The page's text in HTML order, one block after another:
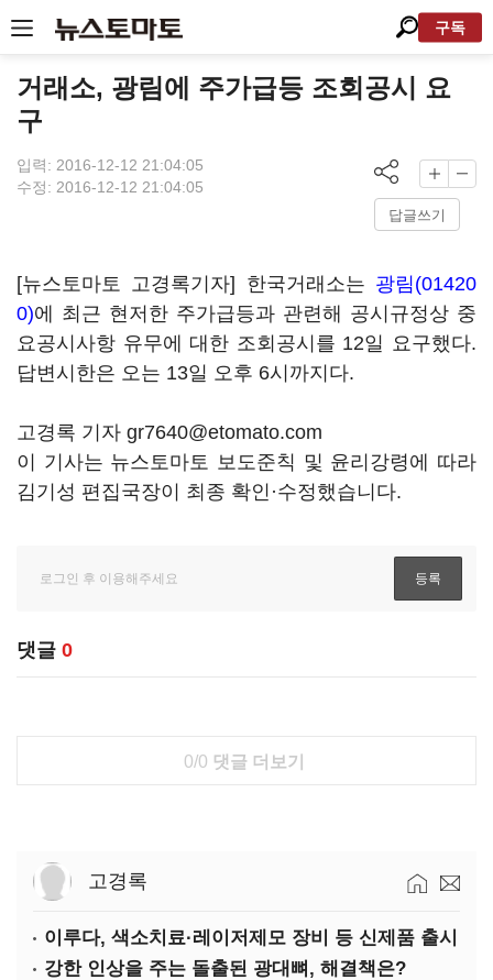
구독
거래소, 광림에 주가급등 조회공시 요
구
입력: 2016-12-12 21:04:05
수정: 2016-12-12 21:04:05
답글쓰기
[뉴스토마토 고경록기자] 한국거래소는 광림(01420
0)에 최근 현저한 주가급등과 관련해 공시규정상 중
요공시사항 유무에 대한 조회공시를 12일 요구했다.
답변시한은 오는 13일 오후 6시까지다.
고경록 기자 gr7640@etomato.com
이 기사는 뉴스토마토 보도준칙 및 윤리강령에 따라
김기성 편집국장이 최종 확인·수정했습니다.
댓글 0
0/0 댓글 더보기
고경록
이루다, 색소치료·레이저제모 장비 등 신제품 출시
강한 인상을 주는 돌출된 광대뼈, 해결책은?